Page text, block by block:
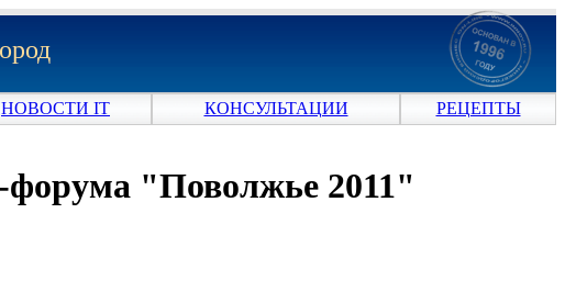
НОВОСТИ IT КОНСУЛЬТАЦИИ РЕЦЕПТЫ
форума "Поволжье 2011"